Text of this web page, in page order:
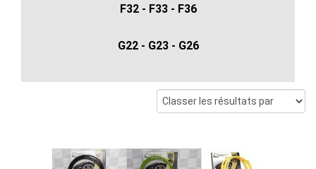
F32 - F33 - F36
G22 - G23 - G26